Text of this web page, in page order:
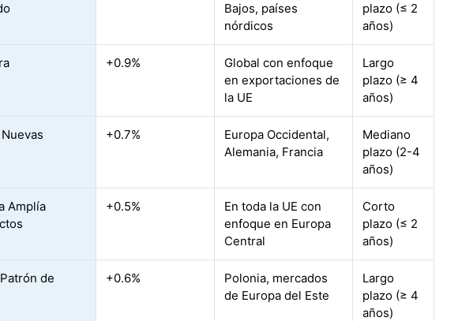
Bajos, países
nórdicos
plazo (≤ 2
años)
+0.9%
Global con enfoque
en exportaciones de
la UE
Largo
plazo (≥ 4
años)
+0.7%
Europa Occidental,
Alemania, Francia
Mediano
plazo (2-4
años)
Amplía
+0.5%
En toda la UE con
enfoque en Europa
Central
Corto
plazo (≤ 2
años)
de
+0.6%
Polonia, mercados
de Europa del Este
Largo
plazo (≥ 4
años)